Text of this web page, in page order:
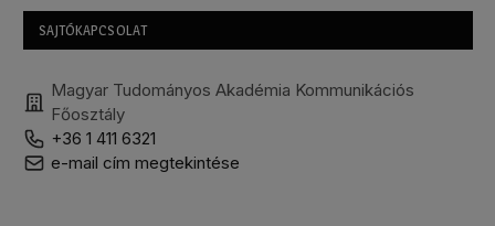
SAJTÓKAPCSOLAT
Magyar Tudományos Akadémia Kommunikációs
Főosztály
+36 1 411 6321
e-mail cím megtekintése